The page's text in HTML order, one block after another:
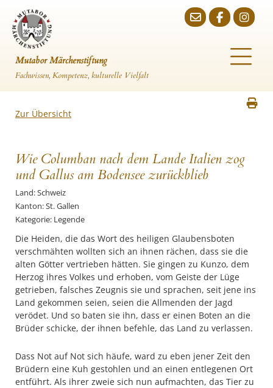
Mutabor Märchenstiftung
Fachwissen, Kompetenz, kulturelle Vielfalt
Zur Übersicht
Wie Columban nach dem Lande Italien zog
und Gallus am Bodensee zurückblieb
Land: Schweiz
Kanton: St. Gallen
Kategorie: Legende
Die Heiden, die das Wort des heiligen Glaubensboten
verschmähten wollten sich an ihnen rächen, dass sie die
alten Götter vertrieben hätten. Sie gingen zu Kunzo, dem
Herzog ihres Volkes und erhoben, vom Geiste der Lüge
getrieben, falsches Zeugnis sie und sprachen, seit jene ins
Land gekommen seien, seien die Allmenden der Jagd
verödet. Und so baten sie ihn, dass er einen Boten an die
Brüder schicke, der ihnen befehle, das Land zu verlassen.
Dass Not auf Not sich häufe, ward zu eben jener Zeit den
Brüdern eine Kuh gestohlen und an einen entlegenen Ort
entführt. Als ihrer zweie sich nun aufmachten, das Tier zu